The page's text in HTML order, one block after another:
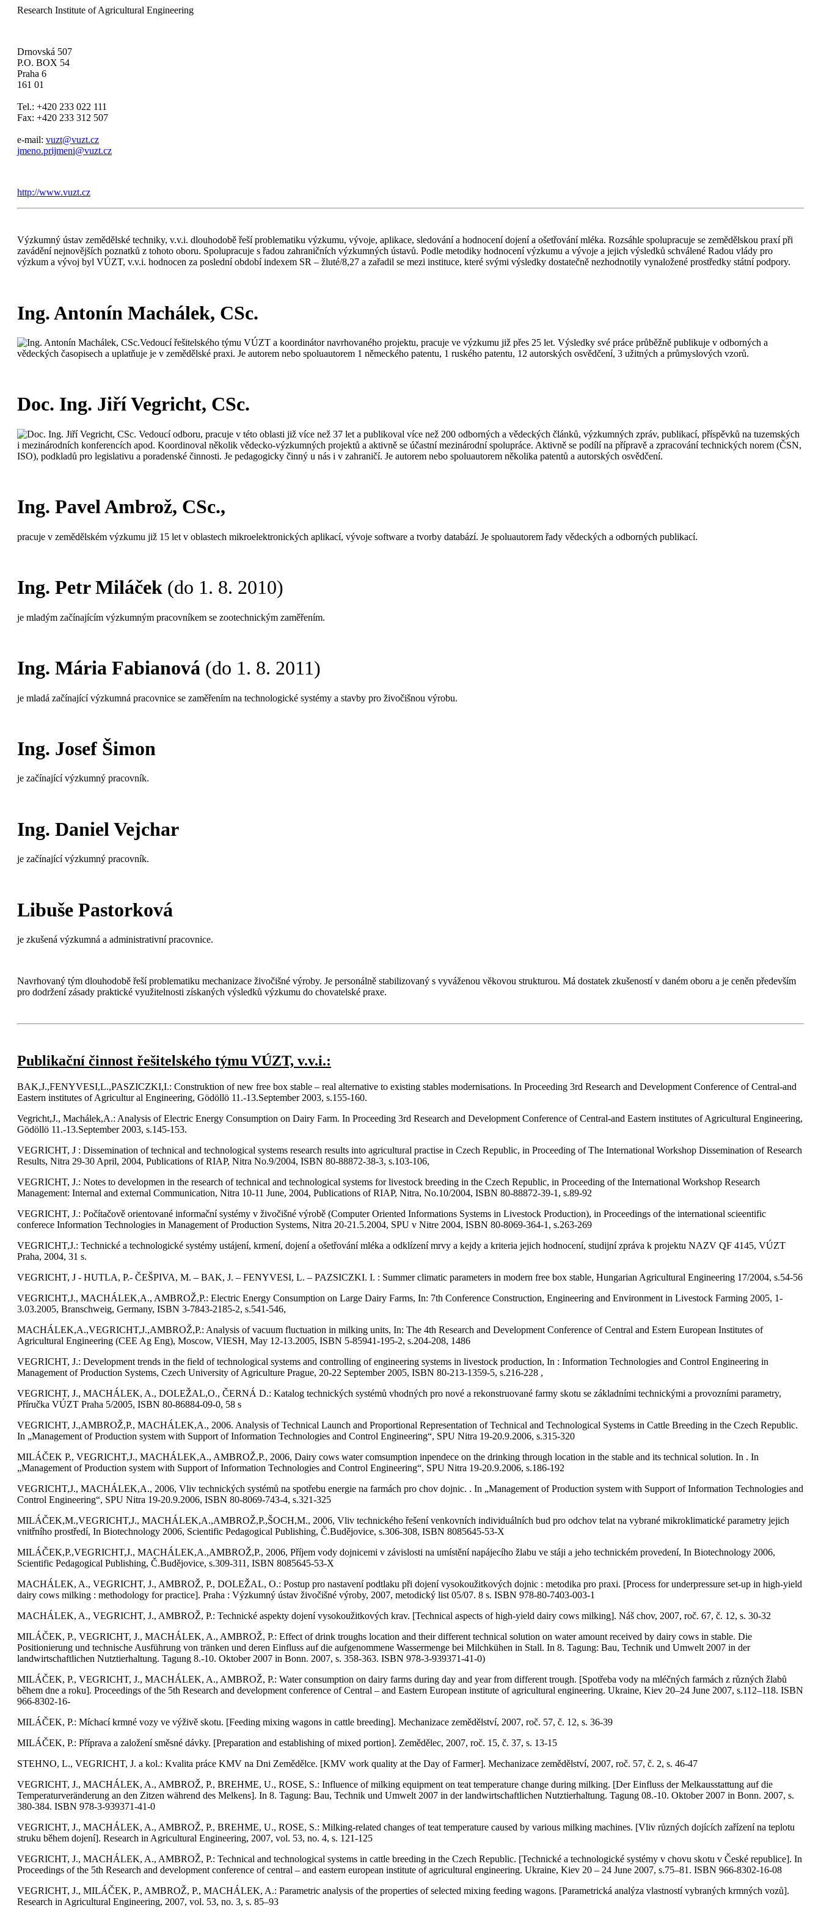
Research Institute of Agricultural Engineering
Drnovská 507
P.O. BOX 54
Praha 6
161 01
Tel.: +420 233 022 111
Fax: +420 233 312 507
e-mail: vuzt@vuzt.cz
jmeno.prijmeni@vuzt.cz
http://www.vuzt.cz
Výzkumný ústav zemědělské techniky, v.v.i. dlouhodobě řeší problematiku výzkumu, vývoje, aplikace, sledování a hodnocení dojení a ošetřování mléka. Rozsáhle spolupracuje se zemědělskou praxí při
zavádění nejnovějších poznatků z tohoto oboru. Spolupracuje s řadou zahraničních výzkumných ústavů. Podle metodiky hodnocení výzkumu a vývoje a jejich výsledků schválené Radou vlády pro
výzkum a vývoj byl VÚZT, v.v.i. hodnocen za poslední období indexem SR – žluté/8,27 a zařadil se mezi instituce, které svými výsledky dostatečně nezhodnotily vynaložené prostředky státní podpory.
Ing. Antonín Machálek, CSc.
Vedoucí řešitelského týmu VÚZT a koordinátor navrhovaného projektu, pracuje ve výzkumu již přes 25 let. Výsledky své práce průběžně publikuje v odborných a
vědeckých časopisech a uplatňuje je v zemědělské praxi. Je autorem nebo spoluautorem 1 německého patentu, 1 ruského patentu, 12 autorských osvědčení, 3 užitných a průmyslových vzorů.
Doc. Ing. Jiří Vegricht, CSc.
Vedoucí odboru, pracuje v této oblasti již více než 37 let a publikoval více než 200 odborných a vědeckých článků, výzkumných zpráv, publikací, příspěvků na tuzemských
i mezinárodních konferencích apod. Koordinoval několik vědecko-výzkumných projektů a aktivně se účastní mezinárodní spolupráce. Aktivně se podílí na přípravě a zpracování technických norem (ČSN,
ISO), podkladů pro legislativu a poradenské činnosti. Je pedagogicky činný u nás i v zahraničí. Je autorem nebo spoluautorem několika patentů a autorských osvědčení.
Ing. Pavel Ambrož, CSc.,
pracuje v zemědělském výzkumu již 15 let v oblastech mikroelektronických aplikací, vývoje software a tvorby databází. Je spoluautorem řady vědeckých a odborných publikací.
Ing. Petr Miláček (do 1. 8. 2010)
je mladým začínajícím výzkumným pracovníkem se zootechnickým zaměřením.
Ing. Mária Fabianová (do 1. 8. 2011)
je mladá začínající výzkumná pracovnice se zaměřením na technologické systémy a stavby pro živočišnou výrobu.
Ing. Josef Šimon
je začínající výzkumný pracovník.
Ing. Daniel Vejchar
je začínající výzkumný pracovník.
Libuše Pastorková
je zkušená výzkumná a administrativní pracovnice.
Navrhovaný tým dlouhodobě řeší problematiku mechanizace živočišné výroby. Je personálně stabilizovaný s vyváženou věkovou strukturou. Má dostatek zkušeností v daném oboru a je ceněn především
pro dodržení zásady praktické využitelnosti získaných výsledků výzkumu do chovatelské praxe.
Publikační činnost řešitelského týmu VÚZT, v.v.i.:
BAK,J.,FENYVESI,L.,PASZICZKI,I.: Construktion of new free box stable – real alternative to existing stables modernisations. In Proceeding 3rd Research and Development Conference of Central-and
Eastern institutes of Agricultur al Engineering, Gödöllö 11.-13.September 2003, s.155-160.
Vegricht,J., Machálek,A.: Analysis of Electric Energy Consumption on Dairy Farm. In Proceeding 3rd Research and Development Conference of Central-and Eastern institutes of Agricultural Engineering,
Gödöllö 11.-13.September 2003, s.145-153.
VEGRICHT, J : Dissemination of technical and technological systems research results into agricultural practise in Czech Republic, in Proceeding of The International Workshop Dissemination of Research
Results, Nitra 29-30 April, 2004, Publications of RIAP, Nitra No.9/2004, ISBN 80-88872-38-3, s.103-106,
VEGRICHT, J.: Notes to developmen in the research of technical and technological systems for livestock breeding in the Czech Republic, in Proceeding of the International Workshop Research
Management: Internal and external Communication, Nitra 10-11 June, 2004, Publications of RIAP, Nitra, No.10/2004, ISBN 80-88872-39-1, s.89-92
VEGRICHT, J.: Počítačově orientované informační systémy v živočišné výrobě (Computer Oriented Informations Systems in Livestock Production), in Proceedings of the international scieentific
conferece Information Technologies in Management of Production Systems, Nitra 20-21.5.2004, SPU v Nitre 2004, ISBN 80-8069-364-1, s.263-269
VEGRICHT,J.: Technické a technologické systémy ustájení, krmení, dojení a ošetřování mléka a odklízení mrvy a kejdy a kriteria jejich hodnocení, studijní zpráva k projektu NAZV QF 4145, VÚZT
Praha, 2004, 31 s.
VEGRICHT, J - HUTLA, P.- ČEŠPIVA, M. – BAK, J. – FENYVESI, L. – PAZSICZKI. I. : Summer climatic parameters in modern free box stable, Hungarian Agricultural Engineering 17/2004, s.54-56
VEGRICHT,J., MACHÁLEK,A., AMBROŽ,P.: Electric Energy Consumption on Large Dairy Farms, In: 7th Conference Construction, Engineering and Environment in Livestock Farming 2005, 1-
3.03.2005, Branschweig, Germany, ISBN 3-7843-2185-2, s.541-546,
MACHÁLEK,A.,VEGRICHT,J.,AMBROŽ,P.: Analysis of vacuum fluctuation in milking units, In: The 4th Research and Development Conference of Central and Estern European Institutes of
Agricultural Engineering (CEE Ag Eng), Moscow, VIESH, May 12-13.2005, ISBN 5-85941-195-2, s.204-208, 1486
VEGRICHT, J.: Development trends in the field of technological systems and controlling of engineering systems in livestock production, In : Information Technologies and Control Engineering in
Management of Production Systems, Czech University of Agriculture Prague, 20-22 September 2005, ISBN 80-213-1359-5, s.216-228 ,
VEGRICHT, J., MACHÁLEK, A., DOLEŽAL,O., ČERNÁ D.: Katalog technických systémů vhodných pro nové a rekonstruované farmy skotu se základními technickými a provozními parametry,
Příručka VÚZT Praha 5/2005, ISBN 80-86884-09-0, 58 s
VEGRICHT, J.,AMBROŽ,P., MACHÁLEK,A., 2006. Analysis of Technical Launch and Proportional Representation of Technical and Technological Systems in Cattle Breeding in the Czech Republic.
In „Management of Production system with Support of Information Technologies and Control Engineering“, SPU Nitra 19-20.9.2006, s.315-320
MILÁČEK P., VEGRICHT,J., MACHÁLEK,A., AMBROŽ,P., 2006, Dairy cows water comsumption inpendece on the drinking through location in the stable and its technical solution. In . In
„Management of Production system with Support of Information Technologies and Control Engineering“, SPU Nitra 19-20.9.2006, s.186-192
VEGRICHT,J., MACHÁLEK,A., 2006, Vliv technických systémů na spotřebu energie na farmách pro chov dojnic. . In „Management of Production system with Support of Information Technologies and
Control Engineering“, SPU Nitra 19-20.9.2006, ISBN 80-8069-743-4, s.321-325
MILÁČEK,M.,VEGRICHT,J., MACHÁLEK,A.,AMBROŽ,P.,ŠOCH,M., 2006, Vliv technického řešení venkovních individuálních bud pro odchov telat na vybrané mikroklimatické parametry jejich
vnitřního prostředí, In Biotechnology 2006, Scientific Pedagogical Publishing, Č.Budějovice, s.306-308, ISBN 8085645-53-X
MILÁČEK,P.,VEGRICHT,J., MACHÁLEK,A.,AMBROŽ,P., 2006, Příjem vody dojnicemi v závislosti na umístění napájecího žlabu ve stáji a jeho technickém provedení, In Biotechnology 2006,
Scientific Pedagogical Publishing, Č.Budějovice, s.309-311, ISBN 8085645-53-X
MACHÁLEK, A., VEGRICHT, J., AMBROŽ, P., DOLEŽAL, O.: Postup pro nastavení podtlaku při dojení vysokoužitkových dojnic : metodika pro praxi. [Process for underpressure set-up in high-yield
dairy cows milking : methodology for practice]. Praha : Výzkumný ústav živočišné výroby, 2007, metodický list 05/07. 8 s. ISBN 978-80-7403-003-1
MACHÁLEK, A., VEGRICHT, J., AMBROŽ, P.: Technické aspekty dojení vysokoužitkových krav. [Technical aspects of high-yield dairy cows milking]. Náš chov, 2007, roč. 67, č. 12, s. 30-32
MILÁČEK, P., VEGRICHT, J., MACHÁLEK, A., AMBROŽ, P.: Effect of drink troughs location and their different technical solution on water amount received by dairy cows in stable. Die
Positionierung und technische Ausführung von tränken und deren Einfluss auf die aufgenommene Wassermenge bei Milchkühen in Stall. In 8. Tagung: Bau, Technik und Umwelt 2007 in der
landwirtschaftlichen Nutztierhaltung. Tagung 8.-10. Oktober 2007 in Bonn. 2007, s. 358-363. ISBN 978-3-939371-41-0)
MILÁČEK, P., VEGRICHT, J., MACHÁLEK, A., AMBROŽ, P.: Water consumption on dairy farms during day and year from different trough. [Spotřeba vody na mléčných farmách z různých žlabů
během dne a roku]. Proceedings of the 5th Research and development conference of Central – and Eastern European institute of agricultural engineering. Ukraine, Kiev 20–24 June 2007, s.112–118. ISBN
966-8302-16-
MILÁČEK, P.: Míchací krmné vozy ve výživě skotu. [Feeding mixing wagons in cattle breeding]. Mechanizace zemědělství, 2007, roč. 57, č. 12, s. 36-39
MILÁČEK, P.: Příprava a založení směsné dávky. [Preparation and establishing of mixed portion]. Zemědělec, 2007, roč. 15, č. 37, s. 13-15
STEHNO, L., VEGRICHT, J. a kol.: Kvalita práce KMV na Dni Zemědělce. [KMV work quality at the Day of Farmer]. Mechanizace zemědělství, 2007, roč. 57, č. 2, s. 46-47
VEGRICHT, J., MACHÁLEK, A., AMBROŽ, P., BREHME, U., ROSE, S.: Influence of milking equipment on teat temperature change during milking. [Der Einfluss der Melkausstattung auf die
Temperaturveränderung an den Zitzen während des Melkens]. In 8. Tagung: Bau, Technik und Umwelt 2007 in der landwirtschaftlichen Nutztierhaltung. Tagung 08.-10. Oktober 2007 in Bonn. 2007, s.
380-384. ISBN 978-3-939371-41-0
VEGRICHT, J., MACHÁLEK, A., AMBROŽ, P., BREHME, U., ROSE, S.: Milking-related changes of teat temperature caused by various milking machines. [Vliv různých dojících zařízení na teplotu
struku během dojení]. Research in Agricultural Engineering, 2007, vol. 53, no. 4, s. 121-125
VEGRICHT, J., MACHÁLEK, A., AMBROŽ, P.: Technical and technological systems in cattle breeding in the Czech Republic. [Technické a technologické systémy v chovu skotu v České republice]. In
Proceedings of the 5th Research and development conference of central – and eastern european institute of agricultural engineering. Ukraine, Kiev 20 – 24 June 2007, s.75–81. ISBN 966-8302-16-08
VEGRICHT, J., MILÁČEK, P., AMBROŽ, P., MACHÁLEK, A.: Parametric analysis of the properties of selected mixing feeding wagons. [Parametrická analýza vlastností vybraných krmných vozů].
Research in Agricultural Engineering, 2007, vol. 53, no. 3, s. 85–93